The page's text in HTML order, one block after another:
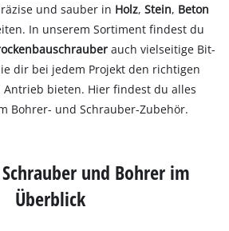
und sauber in Holz, Stein, Beton
In unserem Sortiment findest du
auch vielseitige Bit-
dir bei jedem Projekt den richtigen
Antrieb bieten. Hier findest du alles
Bohrer- und Schrauber-Zubehör.
und Bohrer im
Überblick